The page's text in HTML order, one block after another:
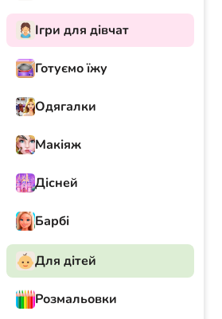
Ігри для дівчат
Готуємо їжу
Одягалки
Макіяж
Дісней
Барбі
Для дітей
Розмальовки